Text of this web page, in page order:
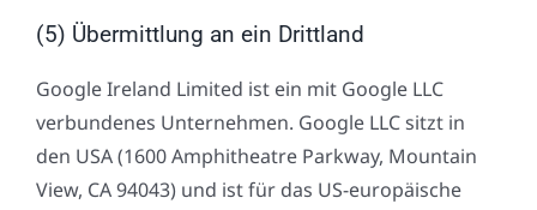
(5) Übermittlung an ein Drittland
Google Ireland Limited ist ein mit Google LLC
verbundenes Unternehmen. Google LLC sitzt in
den USA (1600 Amphitheatre Parkway, Mountain
View, CA 94043) und ist für das US-europäische